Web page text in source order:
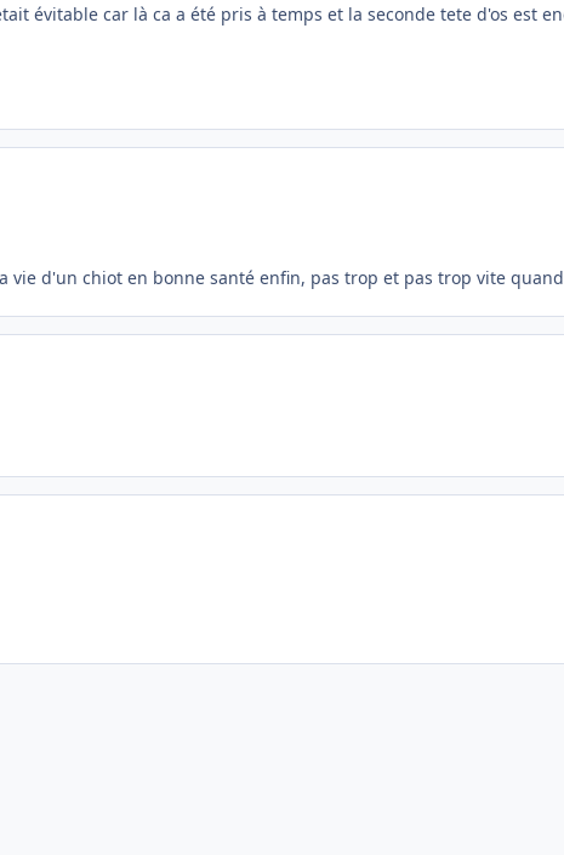
évitable car là ca a été pris à temps et la seconde tete d'os est
vie d'un chiot en bonne santé enfin, pas trop et pas trop vite